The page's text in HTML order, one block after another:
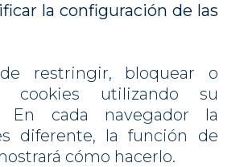
la configuración de las
restringir, bloquear o
cookies utilizando su
En cada navegador la
diferente, la función de
cómo hacerlo.